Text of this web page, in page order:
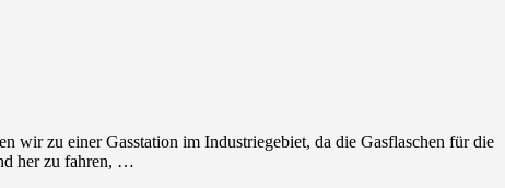
wir zu einer Gasstation im Industriegebiet, da die Gasflaschen für die
her zu fahren, …